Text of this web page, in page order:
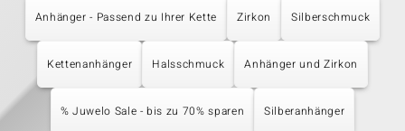
Anhänger - Passend zu Ihrer Kette Zirkon Silberschmuck
Kettenanhänger Halsschmuck Anhänger und Zirkon
% Juwelo Sale - bis zu 70% sparen Silberanhänger